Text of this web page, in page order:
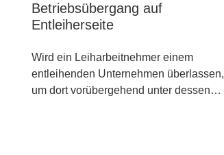
Betriebsübergang auf
Entleiherseite
Wird ein Leiharbeitnehmer einem
entleihenden Unternehmen überlassen,
um dort vorübergehend unter dessen…